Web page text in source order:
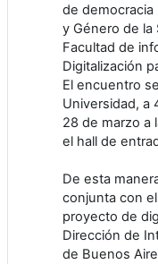
de democracia
y Género de la
Facultad de
Digitalización
El encuentro
Universidad, a
28 de marzo a
el hall de
De esta
conjunta con
proyecto de
Dirección de
de Buenos